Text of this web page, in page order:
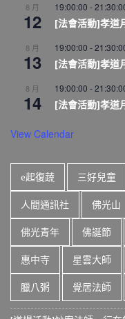
8 月
12
19:00:00 -
[法會活動]孝道
8 月
13
19:00:00 -
[法會活動]孝道
8 月
14
19:00:00 -
[法會活動]孝道
View Calendar
e起復蔬 三好兒童
人間通訊社 佛光山
佛光青年 佛誕節
惠中寺 星雲大師
臘八粥 覺居法師